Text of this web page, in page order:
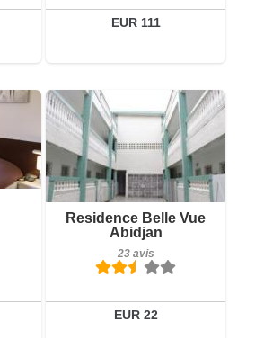
EUR 111
Réserver
Residence Belle Vue
Abidjan
23 avis
EUR 22
23 avis
Détails
Réserver